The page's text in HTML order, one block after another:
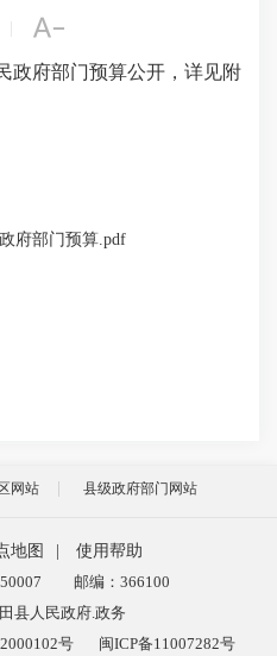

政府部门预算公开，详见附
府部门预算.pdf
网站 县级政府部门网站
地图
使用帮助
邮编：366100
县人民政府.政务
号 闽ICP备11007282号